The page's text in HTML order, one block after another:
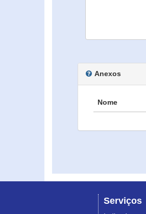
Anexos
Nome
Serviços